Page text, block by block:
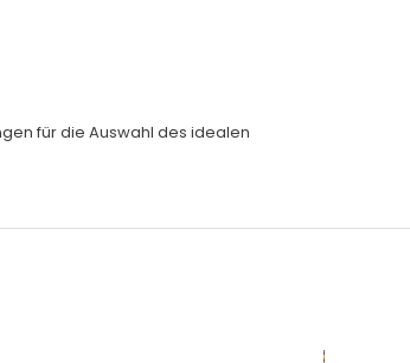
für die Auswahl des idealen